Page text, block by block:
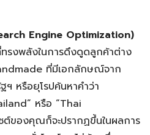
Search
Engine Optimization)
ทรงพลังในการดึงดูดลูกค้าต่าง
ที่มีเอกลักษณ์จาก
ฯ หรือยุโรปค้นหาคำว่า
หรือ “Thai
ของคุณก็จะปรากฏขึ้นในผลการ